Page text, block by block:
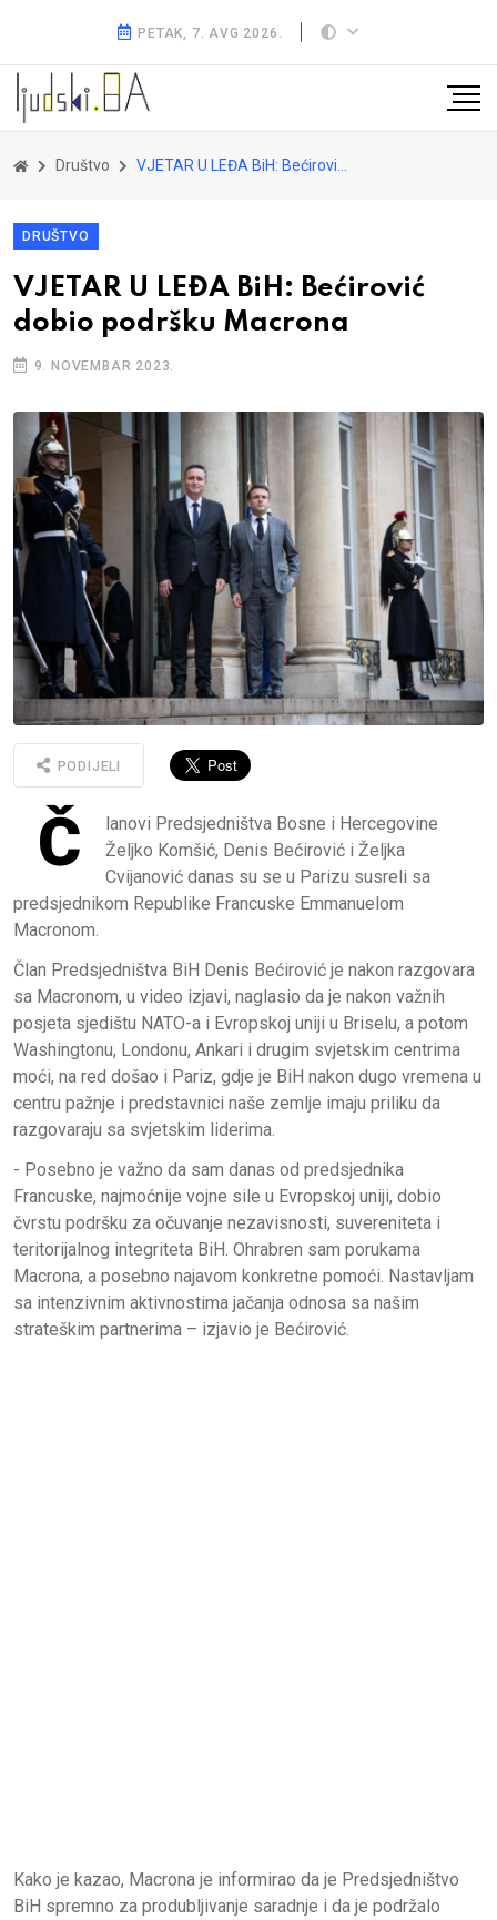
PETAK, 7. AVG 2026.
Društvo VJETAR U LEĐA BiH: Bećirović dobio podršku Macrona
DRUŠTVO
VJETAR U LEĐA BiH: Bećirović
dobio podršku Macrona
9. NOVEMBAR 2023.
PODIJELI
Č
lanovi Predsjedništva Bosne i Hercegovine
Željko Komšić, Denis Bećirović i Željka
Cvijanović danas su se u Parizu susreli sa
predsjednikom Republike Francuske Emmanuelom
Macronom.
Član Predsjedništva BiH Denis Bećirović je nakon razgovara
sa Macronom, u video izjavi, naglasio da je nakon važnih
posjeta sjedištu NATO-a i Evropskoj uniji u Briselu, a potom
Washingtonu, Londonu, Ankari i drugim svjetskim centrima
moći, na red došao i Pariz, gdje je BiH nakon dugo vremena u
centru pažnje i predstavnici naše zemlje imaju priliku da
razgovaraju sa svjetskim liderima.
- Posebno je važno da sam danas od predsjednika
Francuske, najmoćnije vojne sile u Evropskoj uniji, dobio
čvrstu podršku za očuvanje nezavisnosti, suvereniteta i
teritorijalnog integriteta BiH. Ohrabren sam porukama
Macrona, a posebno najavom konkretne pomoći. Nastavljam
sa intenzivnim aktivnostima jačanja odnosa sa našim
strateškim partnerima – izjavio je Bećirović.
Kako je kazao, Macrona je informirao da je Predsjedništvo
BiH spremno za produbljivanje saradnje i da je podržalo